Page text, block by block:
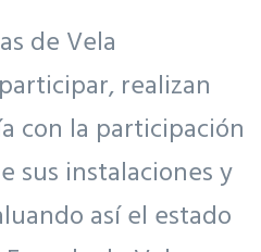
de Vela
realizan
con la participación
sus instalaciones y
así el estado